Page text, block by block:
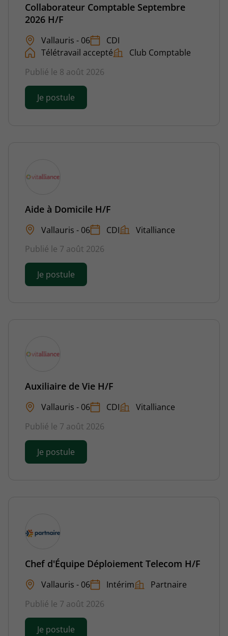
Collaborateur Comptable Septembre
2026 H/F
Vallauris - 06
CDI
Télétravail accepté
Club Comptable
Publié le 8 août 2026
Je postule
Aide à Domicile H/F
Vallauris - 06 CDI
Vitalliance
Publié le 7 août 2026
Je postule
Auxiliaire de Vie H/F
Vallauris - 06 CDI
Vitalliance
Publié le 7 août 2026
Je postule
Chef d'Équipe Déploiement Telecom H/F
Vallauris - 06 Intérim
Partnaire
Publié le 7 août 2026
Je postule